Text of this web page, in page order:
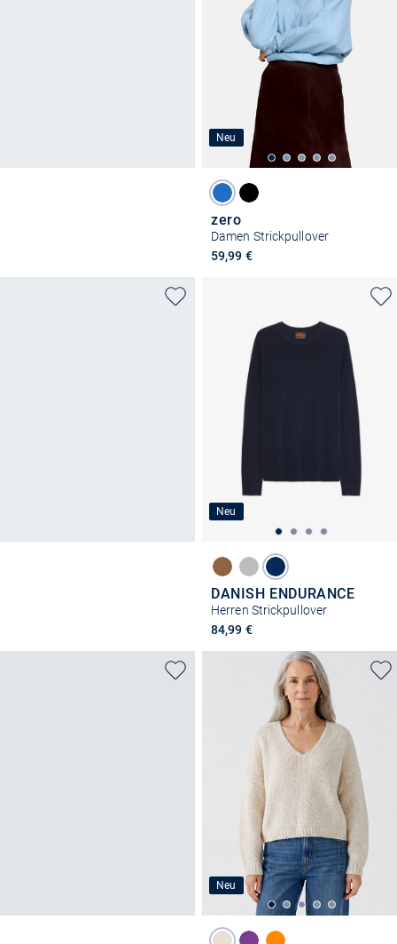
Neu
zero
Damen Strickpullover
59,99 €
Neu
DANISH ENDURANCE
Herren Strickpullover
84,99 €
Neu